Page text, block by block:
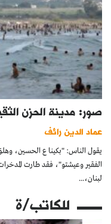
صور: مدينة الحزن
عماد الدين رائف
يقول الناس: "بكينا ع الحسين،
الفقير وعيشتو"، فقد طارت
لبنان،...
للكاتب/ة